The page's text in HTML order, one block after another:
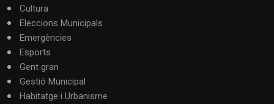
Cultura
Eleccions Municipals
Emergències
Esports
Gent gran
Gestió Municipal
Habitatge i Urbanisme